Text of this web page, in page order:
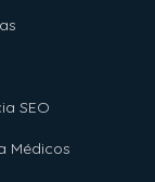
SEO
Médicos